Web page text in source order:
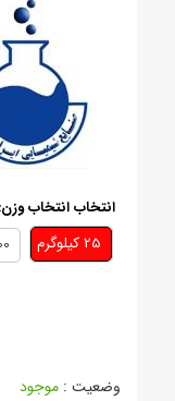
انتخاب انتخاب وزن:
وضعیت : موجود